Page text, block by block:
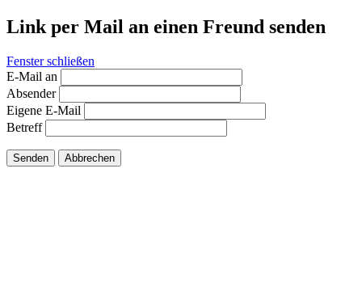
Link per Mail an einen Freund senden
Fenster schließen
E-Mail an
Absender
Eigene E-Mail
Betreff
Senden Abbrechen